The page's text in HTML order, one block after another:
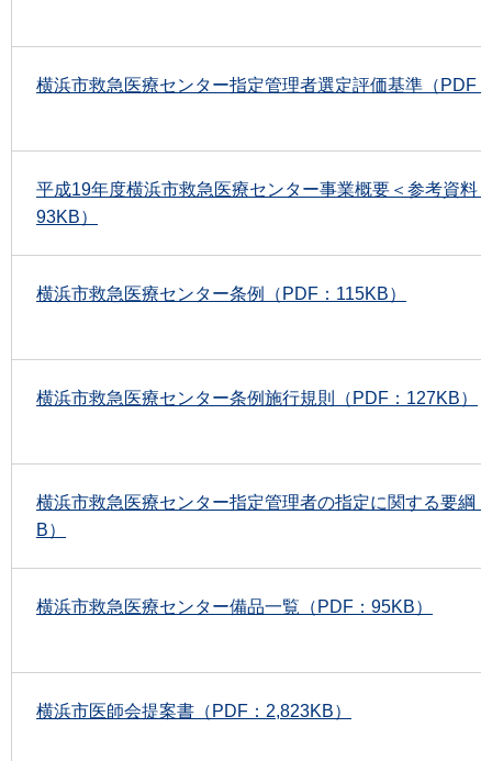
横浜市救急医療センター指定管理者選定評価基準（PDF
平成19年度横浜市救急医療センター事業概要＜参考資料
93KB）
横浜市救急医療センター条例（PDF：115KB）
横浜市救急医療センター条例施行規則（PDF：127KB）
横浜市救急医療センター指定管理者の指定に関する要綱
B）
横浜市救急医療センター備品一覧（PDF：95KB）
横浜市医師会提案書（PDF：2,823KB）